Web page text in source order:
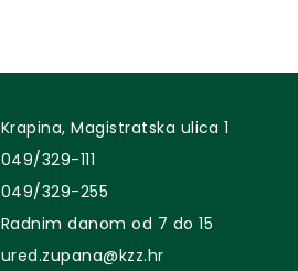
Krapina, Magistratska ulica 1
049/329-111
049/329-255
Radnim danom od 7 do 15
ured.zupana@kzz.hr